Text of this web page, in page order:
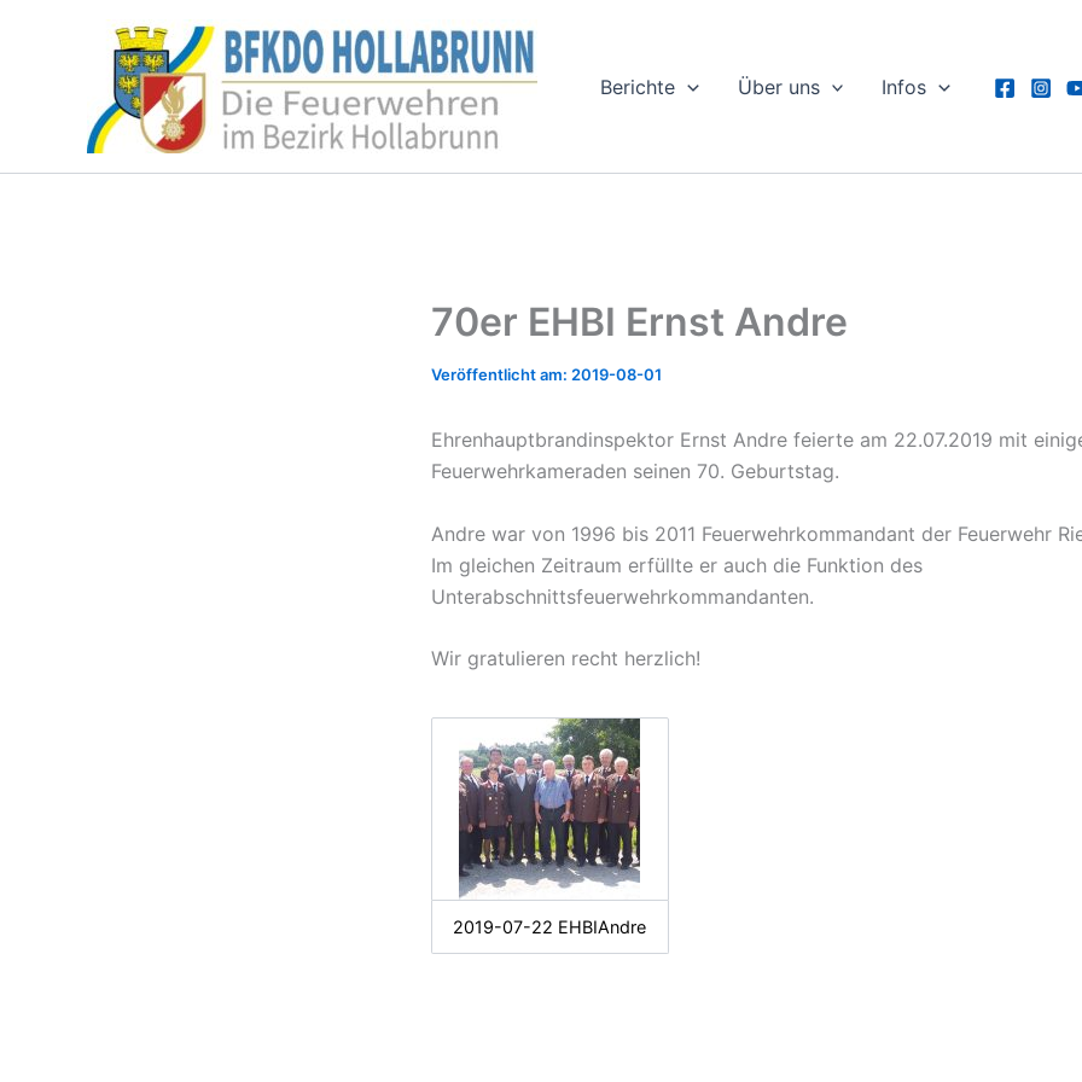
Berichte Über uns Infos
70er EHBI Ernst Andre
2019-08-01
Ehrenhauptbrandinspektor Ernst Andre feierte am 22.07.2019 mit
Feuerwehrkameraden seinen 70. Geburtstag.
Andre war von 1996 bis 2011 Feuerwehrkommandant der Feuerwehr
Im gleichen Zeitraum erfüllte er auch die Funktion des
Unterabschnittsfeuerwehrkommandanten.
Wir gratulieren recht herzlich!
2019-07-22 EHBIAndre